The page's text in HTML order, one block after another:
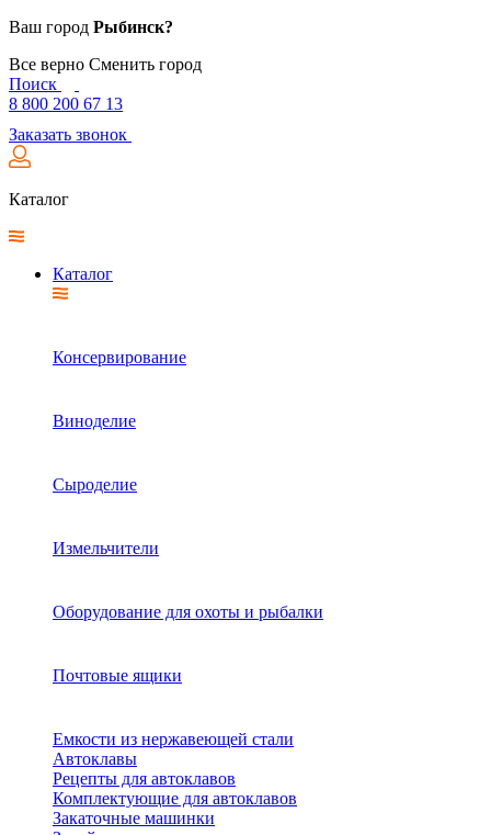
Ваш город Рыбинск?
Все верно Сменить город
Поиск
8 800 200 67 13
Заказать звонок
Каталог
Каталог
Консервирование
Виноделие
Сыроделие
Измельчители
Оборудование для охоты и рыбалки
Почтовые ящики
Емкости из нержавеющей стали
Автоклавы
Рецепты для автоклавов
Комплектующие для автоклавов
Закаточные машинки